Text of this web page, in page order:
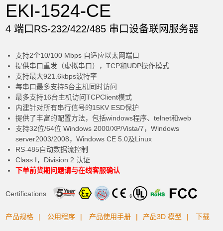
EKI-1524-CE
4 端口RS-232/422/485 串口设备联网服务器
支持2个10/100 Mbps 自适应以太网端口
提供串口重发（虚拟串口），TCP和UDP操作模式
支持最大921.6kbps波特率
每串口最多支持5台主机同时访问
最多支持16台主机访问TCPClient模式
内建针对所有串行信号的15KV ESD保护
提供了丰富的配置方法，包括windows程序、telnet和web
支持32位/64位 Windows 2000/XP/Vista/7，Windows
server2003/2008，Windows CE 5.0及Linux
RS-485自动数据流控制
Class I，Division 2 认证
下单前货期问题请与在线客服确认
Certifications
产品规格 公用程序 产品使用手册 产品3D 模型 下载
加入购物车
产品已加入购物车